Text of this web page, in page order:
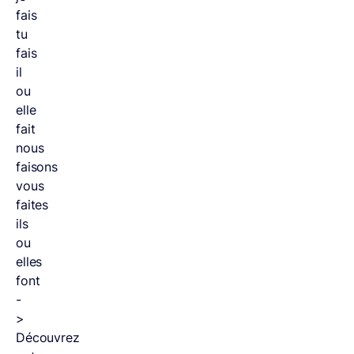
fais
tu
fais
il
ou
elle
fait
nous
faisons
vous
faites
ils
ou
elles
font
-
>
Découvrez